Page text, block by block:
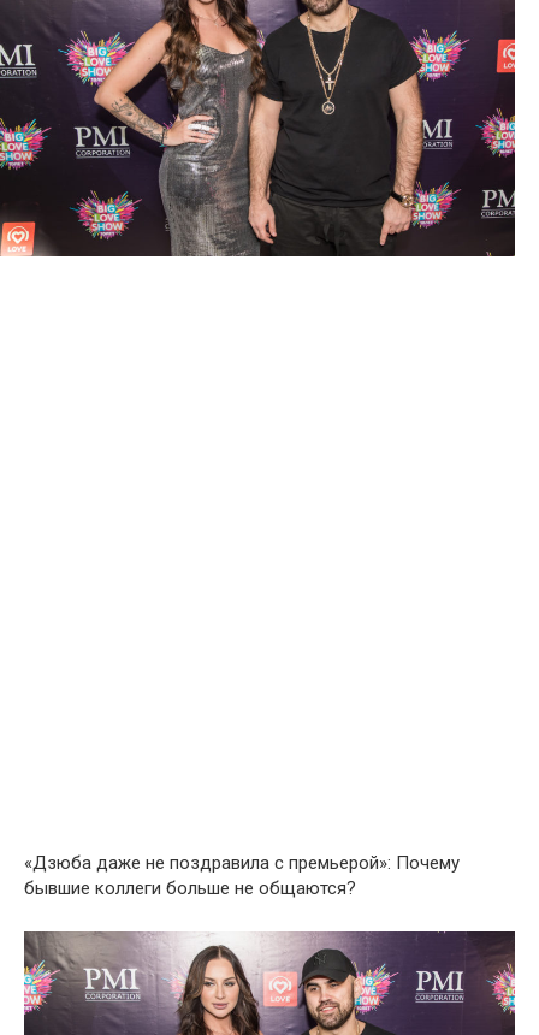
«Дзюба даже не поздравила с премьерой»: Почему
бывшие коллеги больше не общаются?